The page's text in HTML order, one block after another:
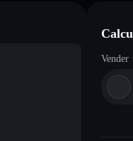
Vender